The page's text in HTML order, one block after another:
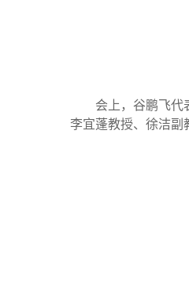
会上，谷鹏飞代
李宜蓬教授、徐洁副